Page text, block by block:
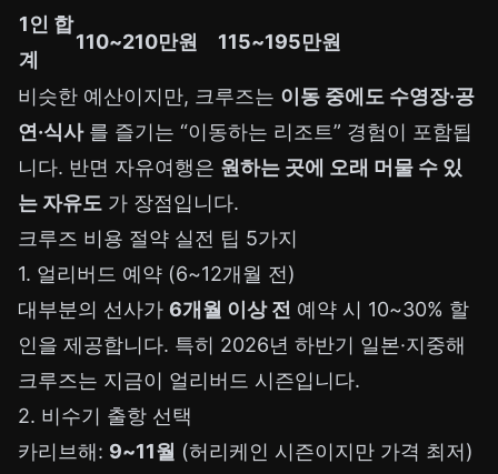
1인 합
계
110~210만원 115~195만원
비슷한 예산이지만, 크루즈는 이동 중에도 수영장·공
연·식사를 즐기는 “이동하는 리조트” 경험이 포함됩
니다. 반면 자유여행은 원하는 곳에 오래 머물 수 있
는 자유도 가 장점입니다.
크루즈 비용 절약 실전 팁 5가지
1. 얼리버드 예약 (6~12개월 전)
대부분의 선사가 6개월 이상 전 예약 시 10~30% 할
인을 제공합니다. 특히 2026년 하반기 일본·지중해
크루즈는 지금이 얼리버드 시즌입니다.
2. 비수기 출항 선택
카리브해: 9~11월 (허리케인 시즌이지만 가격 최저)